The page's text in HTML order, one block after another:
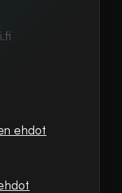
ehdot